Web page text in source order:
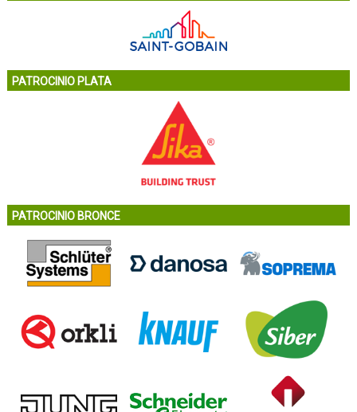
PATROCINIO PLATA
PATROCINIO BRONCE